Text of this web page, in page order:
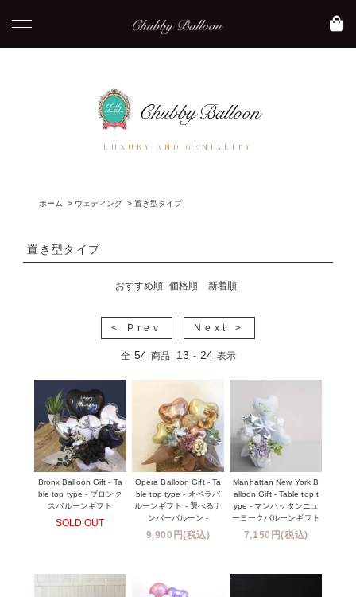
LUXURY AND GENIALITY
ホーム > ウェディング >置き型タイプ
置き型タイプ
おすすめ順 価格順 新着順
< Prev Next >
全 54 商品 13 - 24 表示
Bronx Balloon Gift - Ta
ble top type - ブロンク
スバルーンギフト
SOLD OUT
Opera Balloon Gift - Ta
ble top type - オペラバ
ルーンギフト - 選べるナ
ンバーバルーン -
9,900円(税込)
Manhattan New York B
alloon Gift - Table top t
ype - マンハッタンニュ
ーヨークバルーンギフト
7,150円(税込)